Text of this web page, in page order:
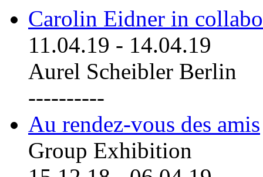
Carolin Eidner in
11.04.19 - 14.04.19
Aurel Scheibler Berlin
----------
Au rendez-vous des amis
Group Exhibition